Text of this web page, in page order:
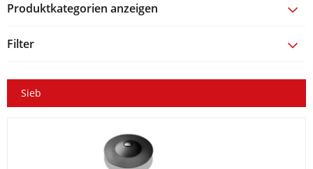
Produktkategorien anzeigen
Filter
Sieb